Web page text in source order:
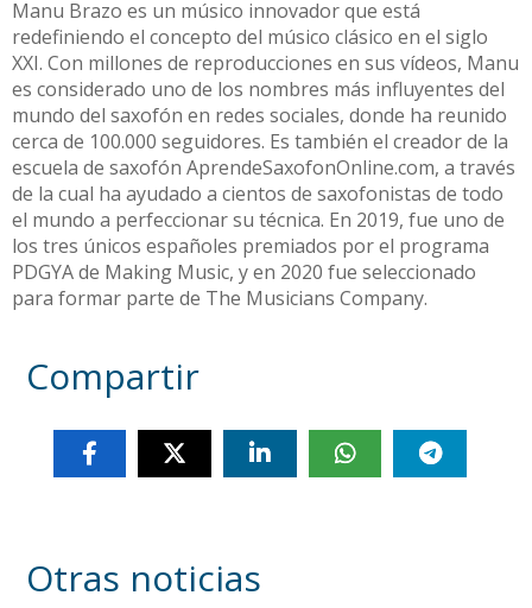
Manu Brazo es un músico innovador que está
redefiniendo el concepto del músico clásico en el siglo
XXI. Con millones de reproducciones en sus vídeos, Manu
es considerado uno de los nombres más influyentes del
mundo del saxofón en redes sociales, donde ha reunido
cerca de 100.000 seguidores. Es también el creador de la
escuela de saxofón AprendeSaxofonOnline.com, a través
de la cual ha ayudado a cientos de saxofonistas de todo
el mundo a perfeccionar su técnica. En 2019, fue uno de
los tres únicos españoles premiados por el programa
PDGYA de Making Music, y en 2020 fue seleccionado
para formar parte de The Musicians Company.
Compartir
Otras noticias